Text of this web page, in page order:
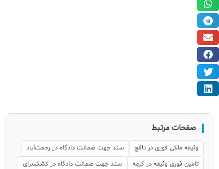
صفحات مرتبط
وثیقه ملکی فوری در نافچ
سند جهت ضمانت دادگاه در رحمت‌آباد
تامین فوری وثیقه در گرمه
سند جهت ضمانت دادگاه در کشکسرای